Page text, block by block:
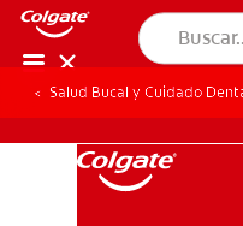
Salud Bucal y Cuidado